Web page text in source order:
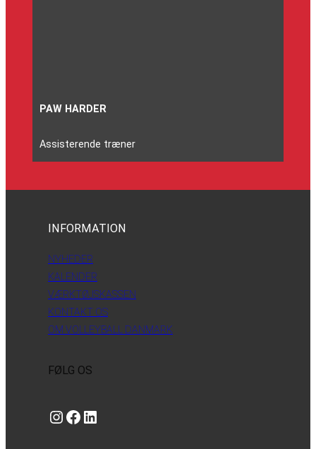
PAW HARDER
Assisterende træner
INFORMATION
NYHEDER
KALENDER
VÆRKTØJSKASSEN
KONTAKT OS
OM VOLLEYBALL DANMARK
FØLG OS
Instagram https://www.facebook.com/danishbeachvolleytour LinkedIn